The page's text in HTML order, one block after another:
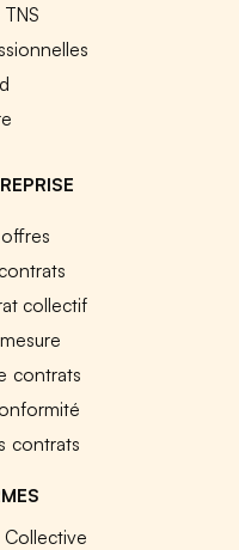
collectif
contrats
contrats